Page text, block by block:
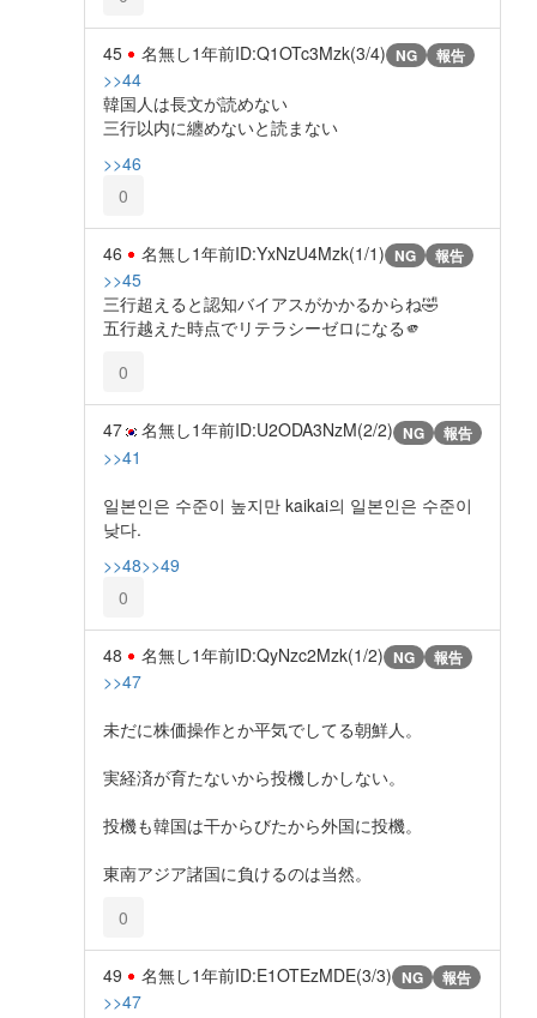
45 名無し1年前ID:Q1OTc3Mzk(3/4) NG 報告
>>44
韓国人は長文が読めない
三行以内に纏めないと読まない
>>46
0
46 名無し1年前ID:YxNzU4Mzk(1/1) NG 報告
>>45
三行超えると認知バイアスがかかるからね🤣
五行越えた時点でリテラシーゼロになる🫵
0
47 名無し1年前ID:U2ODA3NzM(2/2) NG 報告
>>41
일본인은 수준이 높지만 kaikai의 일본인은 수준이
낮다.
>>48>>49
0
48 名無し1年前ID:QyNzc2Mzk(1/2) NG 報告
>>47
未だに株価操作とか平気でしてる朝鮮人。
実経済が育たないから投機しかしない。
投機も韓国は干からびたから外国に投機。
東南アジア諸国に負けるのは当然。
0
49 名無し1年前ID:E1OTEzMDE(3/3) NG 報告
>>47